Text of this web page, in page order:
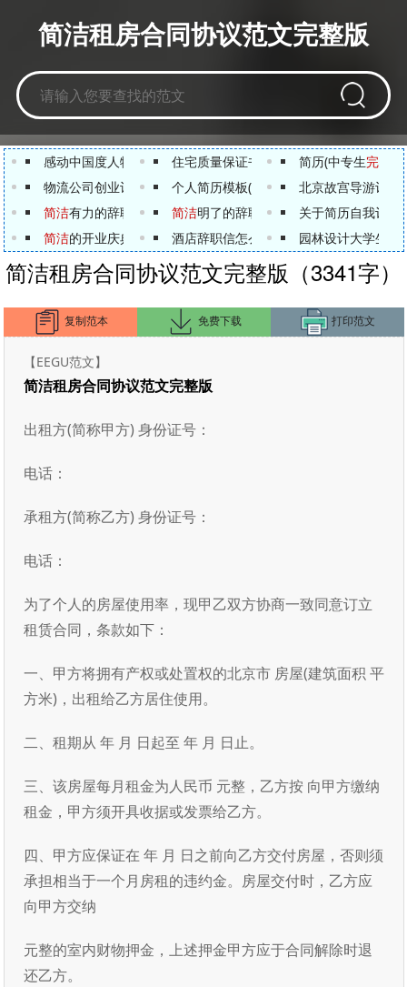
简洁租房合同协议范文完整版
感动中国度人物事迹简介及颁奖词（完整版
住宅质量保证书【 完整版】
简历(中专生完整版
物流公司创业计划书范文【完整版】
个人简历模板(完整版 北京故宫导游词
简洁有力的辞职报告 简洁明了的辞职报告2017关于简历自我评价
简洁的开业庆典主持词 酒店辞职信怎么写最 简洁
园林设计大学生的
简洁租房合同协议范文完整版（3341字）
复制范本 免费下载 打印范文
【EEGU范文】
简洁租房合同协议范文完整版
出租方(简称甲方) 身份证号：
电话：
承租方(简称乙方) 身份证号：
电话：
为了个人的房屋使用率，现甲乙双方协商一致同意订立
租赁合同，条款如下：
一、甲方将拥有产权或处置权的北京市 房屋(建筑面积 平
方米)，出租给乙方居住使用。
二、租期从 年 月 日起至 年 月 日止。
三、该房屋每月租金为人民币 元整，乙方按 向甲方缴纳
租金，甲方须开具收据或发票给乙方。
四、甲方应保证在 年 月 日之前向乙方交付房屋，否则须
承担相当于一个月房租的违约金。房屋交付时，乙方应
向甲方交纳
元整的室内财物押金，上述押金甲方应于合同解除时退
还乙方。